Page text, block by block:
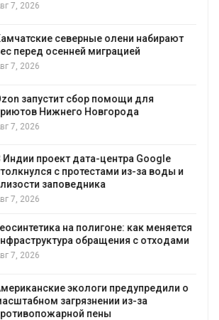
7, 2026
северные олени набирают
перед осенней миграцией
7, 2026
запустит сбор помощи для
Нижнего Новгорода
7, 2026
Индии проект дата-центра Google
с протестами из-за воды и
заповедника
7, 2026
на полигоне: как меняется
обращения с отходами
7, 2026
экологи предупредили о
загрязнении из-за
пены